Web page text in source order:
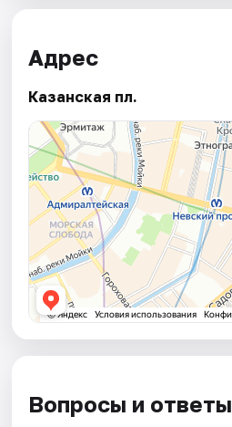
Адрес
Казанская пл.
Вопросы и ответы